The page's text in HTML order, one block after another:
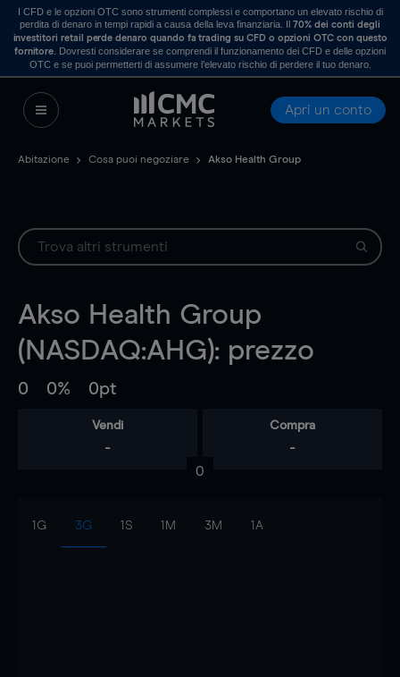
I CFD e le opzioni OTC sono strumenti complessi e comportano un elevato rischio di
perdita di denaro in tempi rapidi a causa della leva finanziaria. Il70% dei conti degli
investitori retail perde denaro quando fa trading su CFD o opzioni OTC con questo
fornitore . Dovresti considerare se comprendi il funzionamento dei CFD e delle opzioni
OTC e se puoi permetterti di assumere l’elevato rischio di perdere il tuo denaro.
Apri un conto
Abitazione Cosa puoi negoziare Akso Health Group
Akso Health Group
(NASDAQ:AHG): prezzo
0 0% 0pt
Vendi
-
Compra
-
0
1G 3G 1S 1M 3M 1A